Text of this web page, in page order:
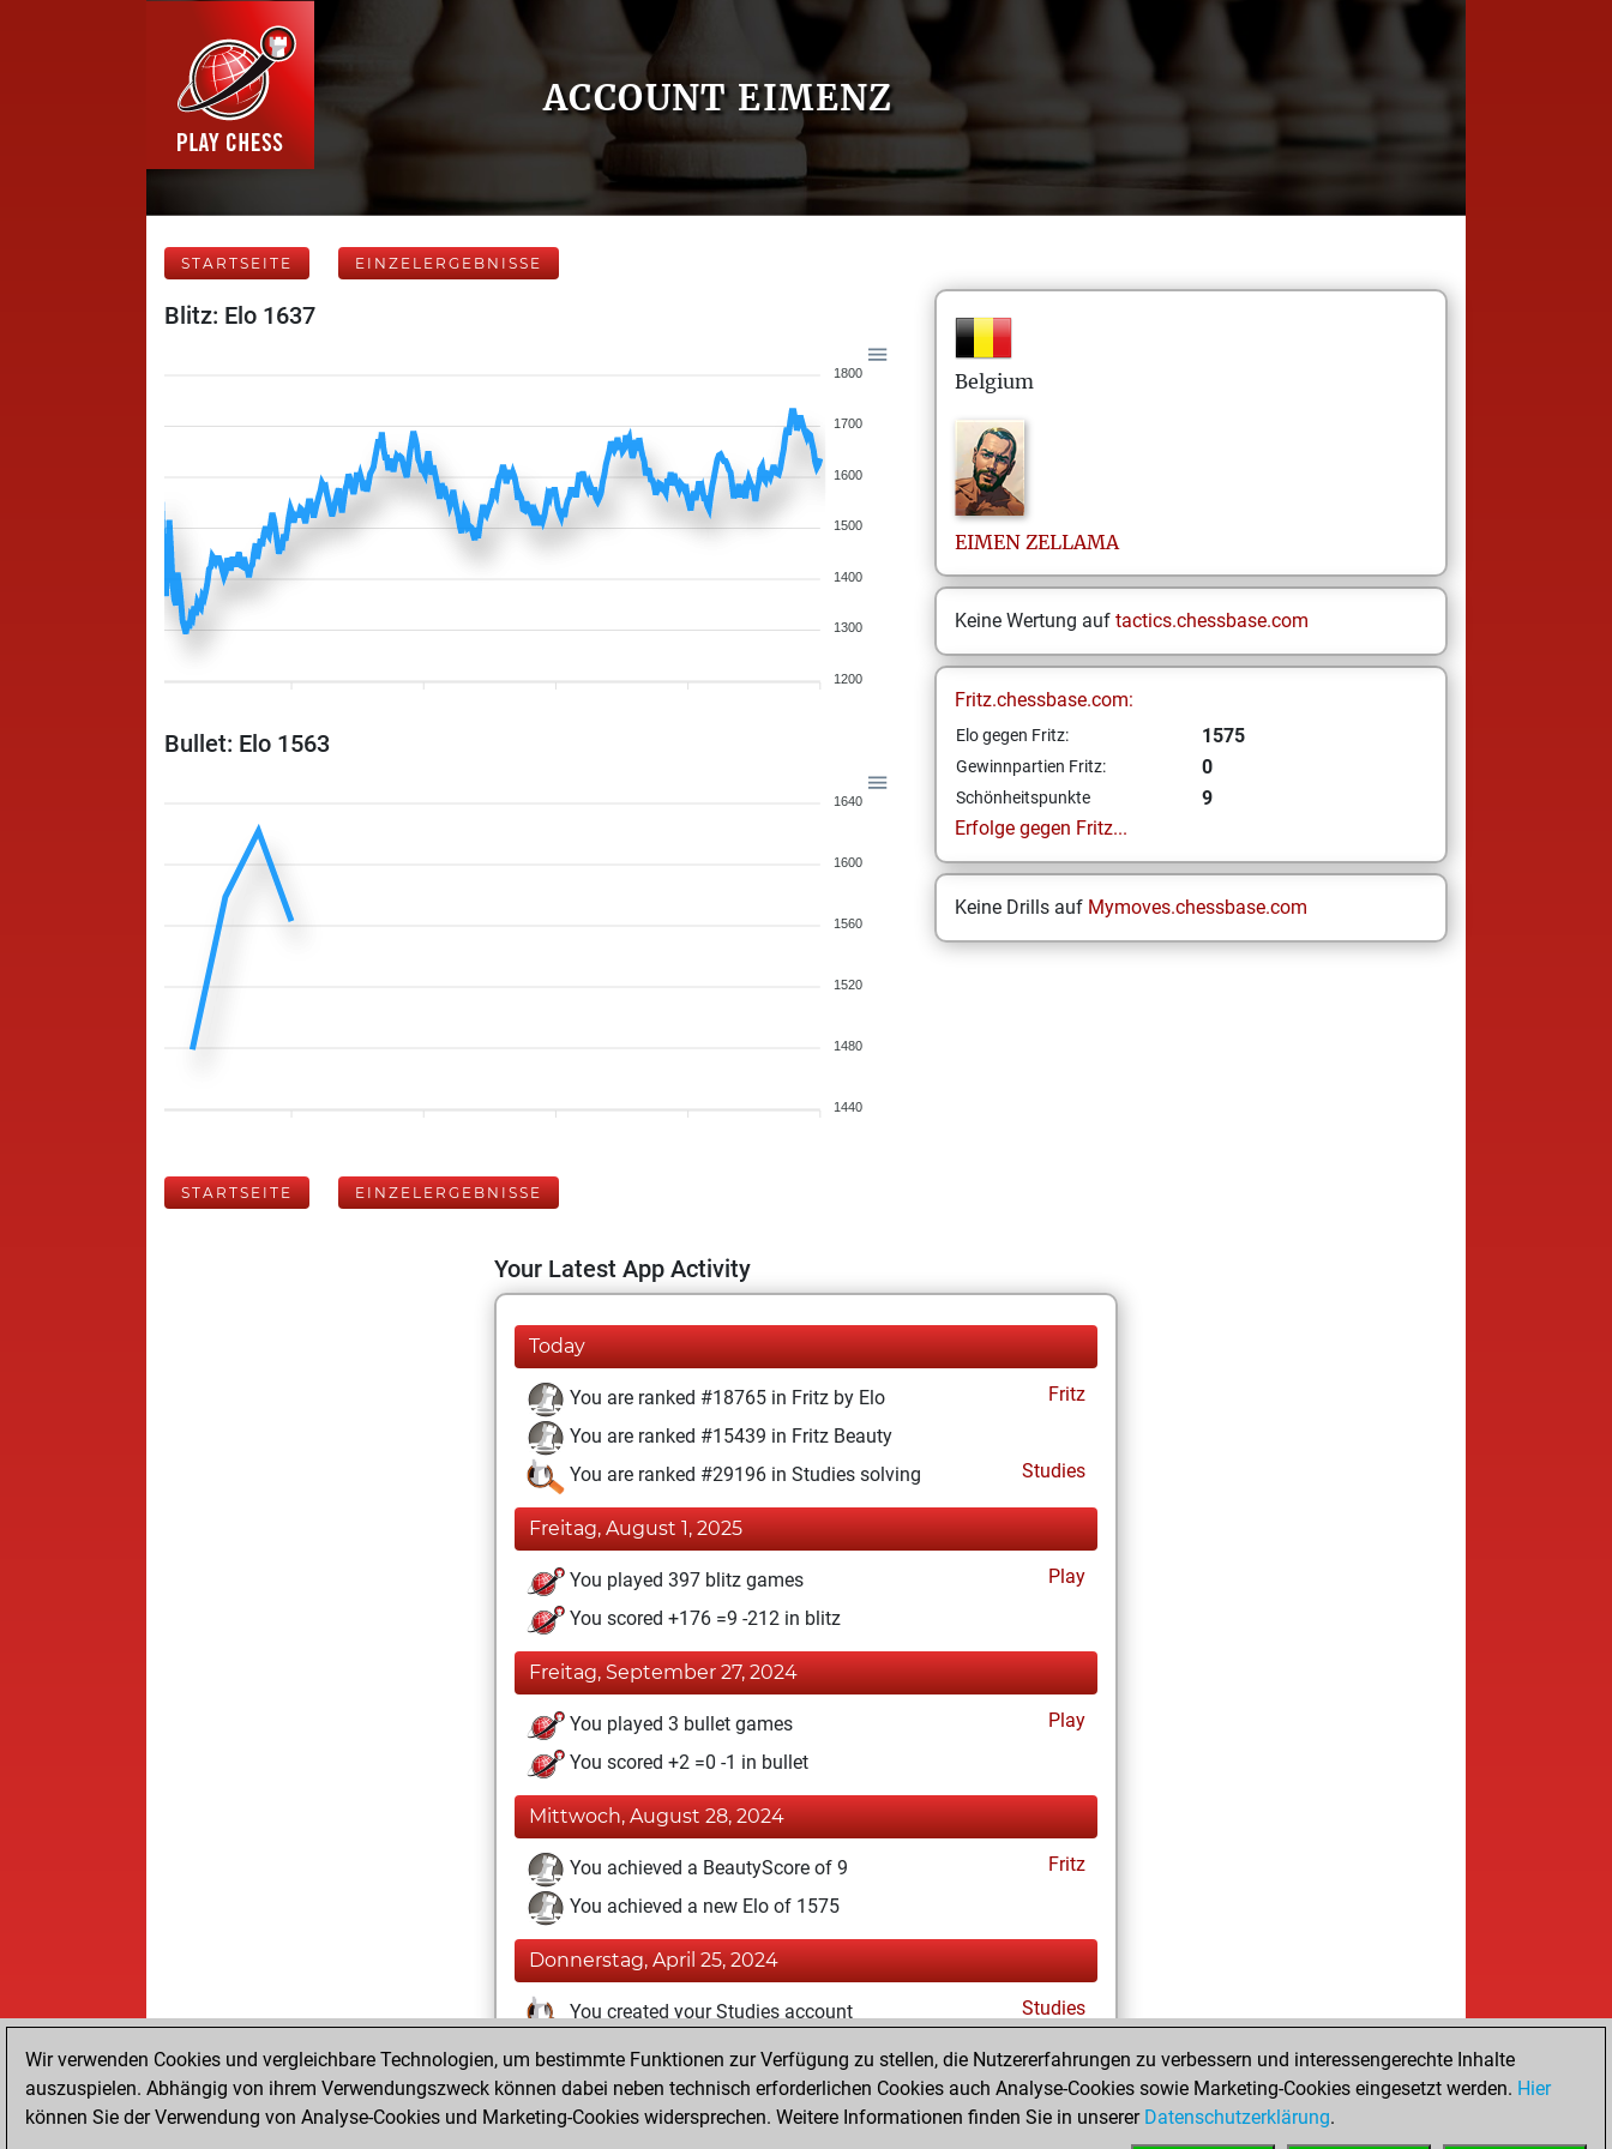
ACCOUNT EIMENZ
STARTSEITE EINZELERGEBNISSE
Blitz: Elo 1637
1800
1700
1600
1500
1400
1300
1200
Bullet: Elo 1563
1640
1600
1560
1520
1480
1440
Belgium
EIMEN ZELLAMA
Keine Wertung auf tactics.chessbase.com
Fritz.chessbase.com:
Elo gegen Fritz: 1575
Gewinnpartien Fritz: 0
Schönheitspunkte
9
Erfolge gegen Fritz...
Keine Drills auf Mymoves.chessbase.com
STARTSEITE EINZELERGEBNISSE
Your Latest App Activity
Today
You are ranked #18765 in Fritz by Elo
Fritz
You are ranked #15439 in Fritz Beauty
You are ranked #29196 in Studies solving
Studies
Freitag, August 1, 2025
You played 397 blitz games
Play
You scored +176 =9 -212 in blitz
Freitag, September 27, 2024
You played 3 bullet games
Play
You scored +2 =0 -1 in bullet
Mittwoch, August 28, 2024
You achieved a BeautyScore of 9
Fritz
You achieved a new Elo of 1575
Donnerstag, April 25, 2024
You created your Studies account Studies
Mittwoch, April 17, 2024
You created your Fritz account Fritz
Wir verwenden Cookies und vergleichbare Technologien, um bestimmte Funktionen zur Verfügung zu stellen, die Nutzererfahrungen zu verbessern und interessengerechte Inhalte
auszuspielen. Abhängig von ihrem Verwendungszweck können dabei neben technisch erforderlichen Cookies auch Analyse-Cookies sowie Marketing-Cookies eingesetzt werden. Hier
können Sie der Verwendung von Analyse-Cookies und Marketing-Cookies widersprechen. Weitere Informationen finden Sie in unserer Datenschutzerklärung.